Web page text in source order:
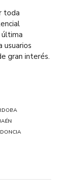
toda
usuarios
gran interés.